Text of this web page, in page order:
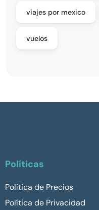
viajes por mexico
vuelos
Políticas
Política de Precios
Política de Privacidad